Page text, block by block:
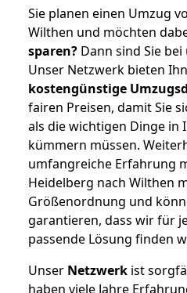
Sie planen einen Umzug
Wilthen und möchten
sparen? Dann sind Sie
Unser Netzwerk bieten
kostengünstige
fairen Preisen, damit Sie
als die wichtigen Dinge in
kümmern müssen.
umfangreiche Erfahrung
Heidelberg nach Wilthen
Größenordnung und
garantieren, dass wir für
passende Lösung finden
Unser Netzwerk ist
haben viele Jahre